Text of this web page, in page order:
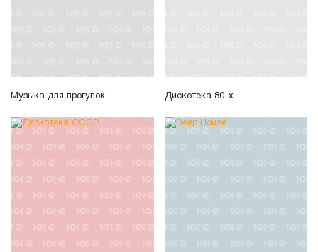
Музыка для прогулок Дискотека 80-х